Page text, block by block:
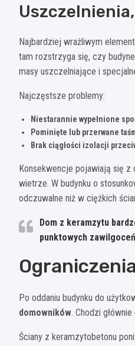
Najbardziej wrażliwym
tam rozstrzyga się, czy
masy uszczelniające i
Najczęstsze problemy:
Niestarannie wypełnione
Pominięte lub przerwane
Brak ciągłości izolacji
Konsekwencje pojawiają się z
wietrze. W budynku o
odczuwalne niż w ciężkich
Dom z keramzytu
punktowych
Po oddaniu budynku do
domowników. Chodzi
Ściany z keramzytobetonu